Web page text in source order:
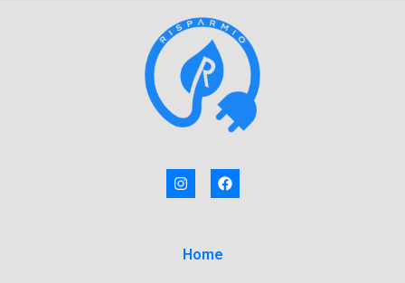
Home